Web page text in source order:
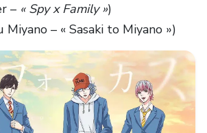
– « Spy x Family »)
Miyano – « Sasaki to Miyano »)